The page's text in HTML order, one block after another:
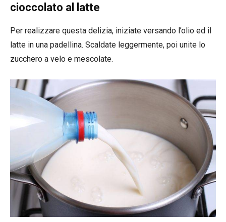
cioccolato al latte
Per realizzare questa delizia, iniziate versando l’olio ed il
latte in una padellina. Scaldate leggermente, poi unite lo
zucchero a velo e mescolate.